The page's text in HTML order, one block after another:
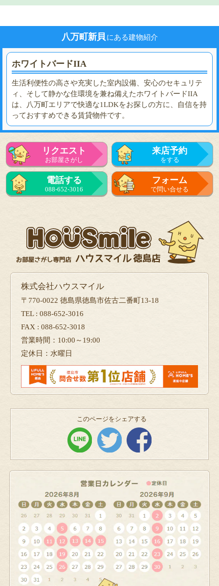
八万町新貝 にある建物紹介
ホワイトバードIIA
生活利便性の高さや充実した室内設備、安心のセキュリテ
ィ、そして静かな住環境を兼ね備えたホワイトバードIIA
は、八万町エリアで快適な1LDKをお探しの方に、自信を持
っておすすめできる賃貸物件です。
リクエスト
お部屋さがし
来店予約
をする
電話する
088-652-3016
フォーム
で問い合せる
株式会社ハウスマイル
〒770-0022 徳島県徳島市佐古二番町13-18
TEL : 088-652-3016
FAX : 088-652-3018
営業時間：10:00～19:00
定休日：水曜日
このページをシェアする